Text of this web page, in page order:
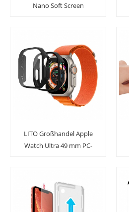
Nano Soft Screen
LITO Großhandel Apple
Watch Ultra 49 mm PC-
gehärtetem Glas